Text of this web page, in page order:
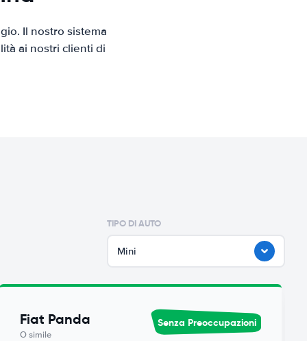
Il nostro sistema
ai nostri clienti di
TIPO DI AUTO
Mini
Fiat Panda
O simile
Senza Preoccupazioni